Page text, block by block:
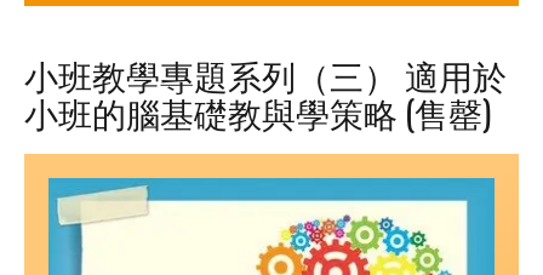
小班教學專題系列（三） 適用於
小班的腦基礎教與學策略 (售罄)